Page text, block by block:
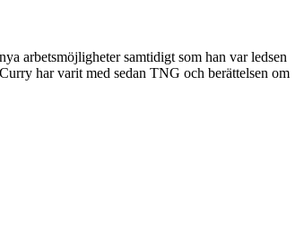
arbetsmöjligheter samtidigt som han var ledsen
har varit med sedan TNG och berättelsen om